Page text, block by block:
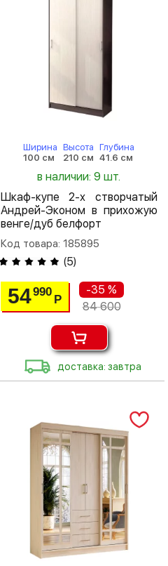
Ширина
100 см
Высота
210 см
Глубина
41.6 см
в наличии: 9 шт.
Шкаф-купе 2-х створчатый
Андрей-Эконом в прихожую
венге/дуб белфорт
Код товара: 185895
(5)
54990
Р
-35 %
84 600
доставка: завтра